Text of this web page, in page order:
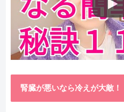
腎臓が悪いなら冷えが大敵！